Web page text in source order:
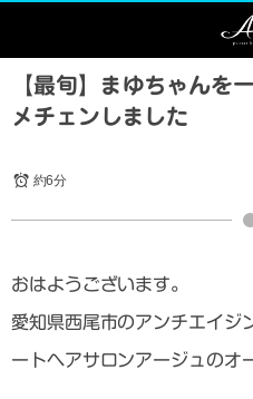
【最旬】まゆちゃんを
メチェンしました
約6分
おはようございます。
愛知県西尾市のアンチエイジ
ートヘアサロンアージュのオ